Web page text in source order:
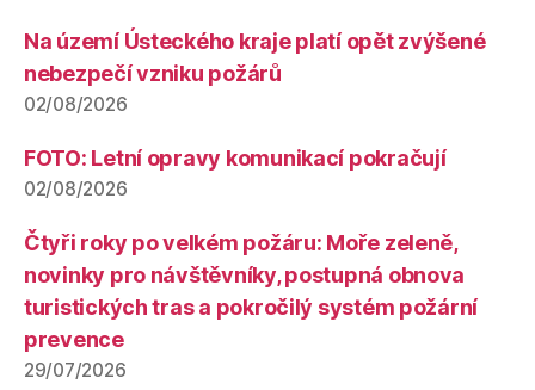
Na území Ústeckého kraje platí opět zvýšené
nebezpečí vzniku požárů
02/08/2026
FOTO: Letní opravy komunikací pokračují
02/08/2026
Čtyři roky po velkém požáru: Moře zeleně,
novinky pro návštěvníky, postupná obnova
turistických tras a pokročilý systém požární
prevence
29/07/2026